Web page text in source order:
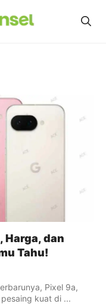
Harga, dan
Tahu!
Pixel 9a,
kuat di ...